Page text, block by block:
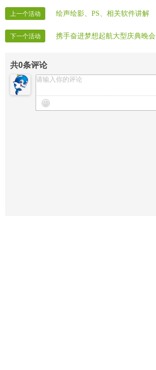
上一个活动 绘声绘影、PS、相关软件讲解
下一个活动 携手奋进梦想起航大型庆典晚会
共0条评论